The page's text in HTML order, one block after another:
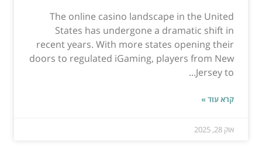
The online casino landscape in the United
States has undergone a dramatic shift in
recent years. With more states opening their
doors to regulated iGaming, players from New
Jersey to...
קרא עוד »
אוק 28, 2025